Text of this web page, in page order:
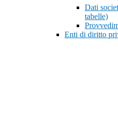
Dati
tabelle)
Enti di diritto